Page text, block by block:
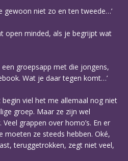
gewoon niet zo en ten tweede…’
open minded, als je begrijpt wat
een groepsapp met die jongens,
Wat je daar tegen komt…’
begin viel het me allemaal nog niet
groep. Maar ze zijn wel
grappen over homo’s. En er
moeten ze steeds hebben. Oké,
teruggetrokken, zegt niet veel,